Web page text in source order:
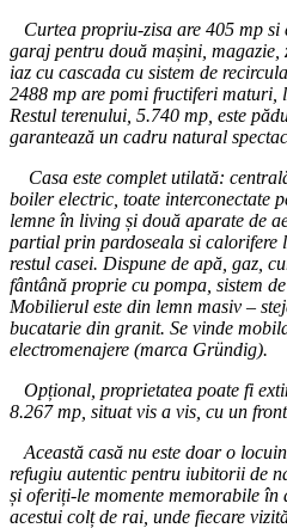
Curtea propriu-zisa are 405 mp si
garaj pentru două mașini,
iaz cu cascada cu sistem de
2488 mp are pomi fructiferi maturi,
Restul terenului, 5.740 mp, este
garantează un cadru natural
Casa este complet utilată:
boiler electric, toate interconectate
lemne în living și două aparate de
partial prin pardoseala si
restul casei. Dispune de apă, gaz,
fântână proprie cu pompa, sistem
Mobilierul este din lemn masiv –
bucatarie din granit. Se vinde
electromenajere (marca Gründig).
Opțional, proprietatea poate fi
8.267 mp, situat vis a vis, cu un
Această casă nu este doar o
refugiu autentic pentru iubitorii de
și oferiți-le momente memorabile
acestui colț de rai, unde fiecare